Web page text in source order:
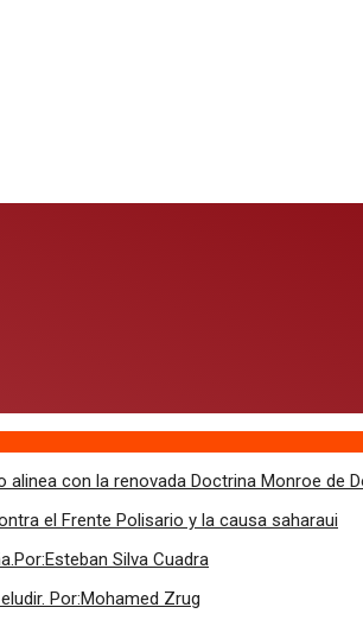
con la renovada Doctrina Monroe de
el Frente Polisario y la causa saharaui
Silva Cuadra
Por:Mohamed Zrug